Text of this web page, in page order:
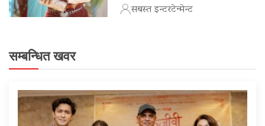
सबस्त इन्टरटेन्मेन्ट
सम्बन्धित खवर